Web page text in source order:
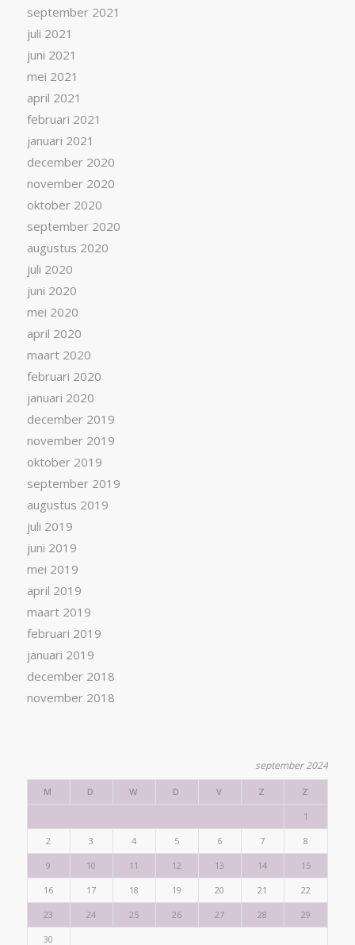
september 2021
juli 2021
juni 2021
mei 2021
april 2021
februari 2021
januari 2021
december 2020
november 2020
oktober 2020
september 2020
augustus 2020
juli 2020
juni 2020
mei 2020
april 2020
maart 2020
februari 2020
januari 2020
december 2019
november 2019
oktober 2019
september 2019
augustus 2019
juli 2019
juni 2019
mei 2019
april 2019
maart 2019
februari 2019
januari 2019
december 2018
november 2018
september 2024
M D W D V Z Z
1
2 3 4 5 6 7 8
9 10 11 12 13 14 15
16 17 18 19 20 21 22
23 24 25 26 27 28 29
30